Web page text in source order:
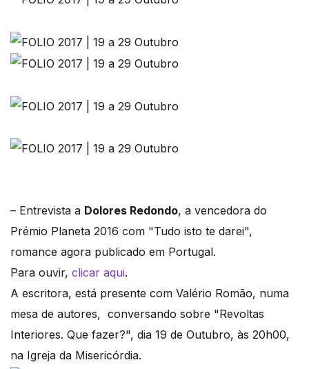
– Entrevista a Dolores Redondo, a vencedora do
Prémio Planeta 2016 com "Tudo isto te darei",
romance agora publicado em Portugal.
Para ouvir, clicar aqui.
A escritora, está presente com Valério Romão, numa
mesa de autores, conversando sobre "Revoltas
Interiores. Que fazer?", dia 19 de Outubro, às 20h00,
na Igreja da Misericórdia.